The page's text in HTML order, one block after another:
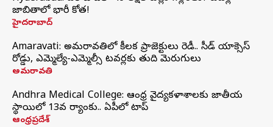
జాబితాలో భారీ కోత!
హైదరాబాద్
Amaravati: అమరావతిలో కీలక ప్రాజెక్టులు రెడీ.. సీడ్‌ యాక్సెస్‌
రోడ్డు, ఎమ్మెల్యే-ఎమ్మెల్సీ టవర్లకు తుది మెరుగులు
అమరావతి
Andhra Medical College: ఆంధ్ర వైద్యకళాశాలకు జాతీయ
స్థాయిలో 13వ ర్యాంకు.. ఏపీలో టాప్
ఆంధ్రప్రదేశ్